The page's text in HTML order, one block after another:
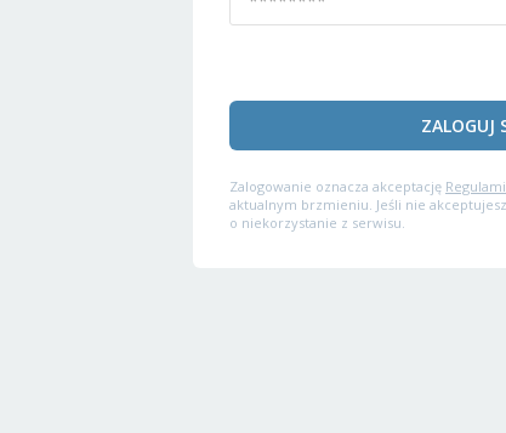
ZALOGUJ
Zalogowanie oznacza akceptację
aktualnym brzmieniu. Jeśli nie
o niekorzystanie z serwisu.